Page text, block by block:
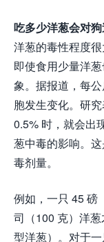
吃多少洋葱会对
洋葱的毒性程度很
即使食用少量洋
象。据报道，每
胞发生变化。研
0.5% 时，就会出
葱中毒的影响。
毒剂量。
例如，一只 45 磅
司（100 克）洋
型洋葱）。对于